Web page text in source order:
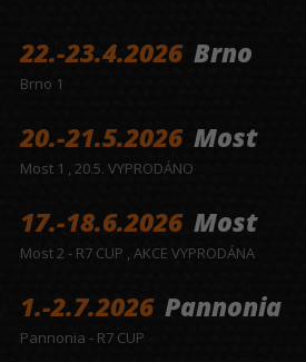
22.-23.4.2026 Brno
Brno 1
Most
20.-21.5.2026
Most 1 , 20.5. VYPRODÁNO
17.-18.6.2026 Most
Most 2 - R7 CUP , AKCE VYPRODÁNA
Pannonia
1.-2.7.2026
Pannonia - R7 CUP